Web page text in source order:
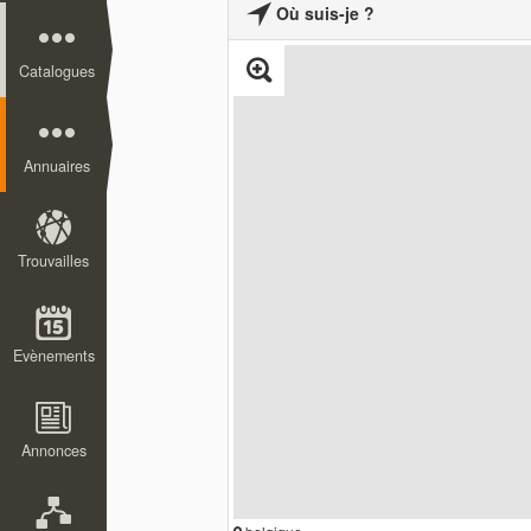
Catalogues
Annuaires
Trouvailles
Evènements
Annonces
Où suis-je ?